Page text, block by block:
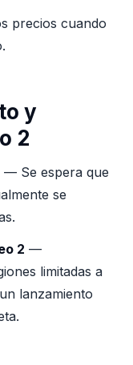
precios cuando
y
2
— Se espera que
se
2 —
limitadas a
lanzamiento